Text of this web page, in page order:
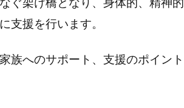
支援を行います。
族へのサポート、支援のポイント